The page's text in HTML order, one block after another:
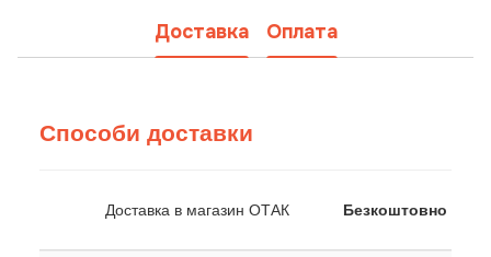
Доставка Оплата
Способи доставки
Доставка в магазин ОТАК Безкоштовно